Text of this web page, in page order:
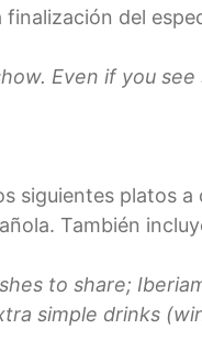
del
Even if you see
siguientes platos
También
to share;
simple drinks